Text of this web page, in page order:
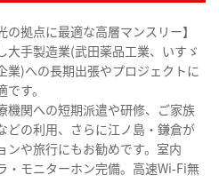
の拠点に最適な高層マンスリー】
手製造業(武田薬品工業、いすゞ
業)への長期出張やプロジェクトに
す。
機関への短期派遣や研修、ご家族
どの利用、さらに江ノ島・鎌倉が
ンや旅行にもお勧めです。室内
・モニターホン完備。高速Wi-Fi無